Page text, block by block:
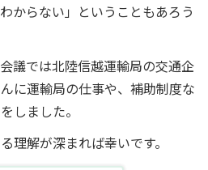
からない」ということもあろう
議では北陸信越運輸局の交通企
に運輸局の仕事や、補助制度な
しました。
理解が深まれば幸いです。